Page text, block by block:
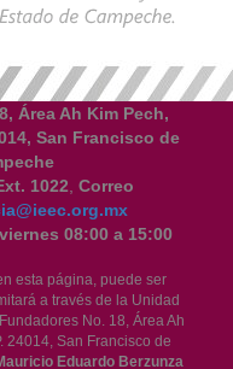
Área Ah Kim Pech,
San Francisco de
1022 Correo
08:00 a 15:00
esta página, puede ser
a través de la Unidad
No. 18, Área Ah
24014, San Francisco de
Eduardo Berzunza